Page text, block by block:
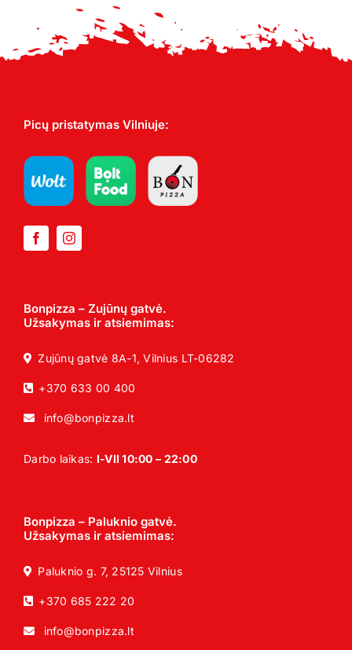
Picų pristatymas Vilniuje:
Bonpizza – Zujūnų gatvė.
Užsakymas ir atsiemimas:
Zujūnų gatvė 8A-1, Vilnius LT-06282
+370 633 00 400
info@bonpizza.lt
Darbo laikas: I-VII 10:00 – 22:00
Bonpizza – Paluknio gatvė.
Užsakymas ir atsiemimas:
Paluknio g. 7, 25125 Vilnius
+370 685 222 20
info@bonpizza.lt